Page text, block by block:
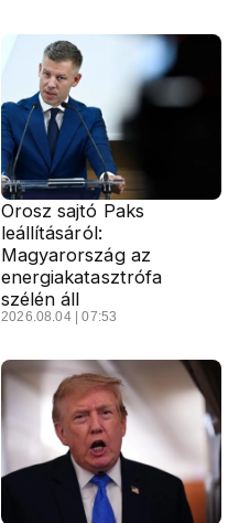
Orosz sajtó Paks
leállításáról:
Magyarország az
energiakatasztrófa
szélén áll
2026.08.04 | 07:53